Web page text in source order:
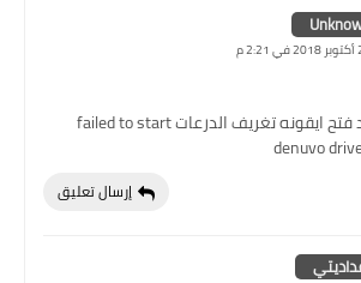
م
بتظهرلي رساله عند فتح ايقونه تغريف الدرعات failed to start
denuvo
إرسال تعليق